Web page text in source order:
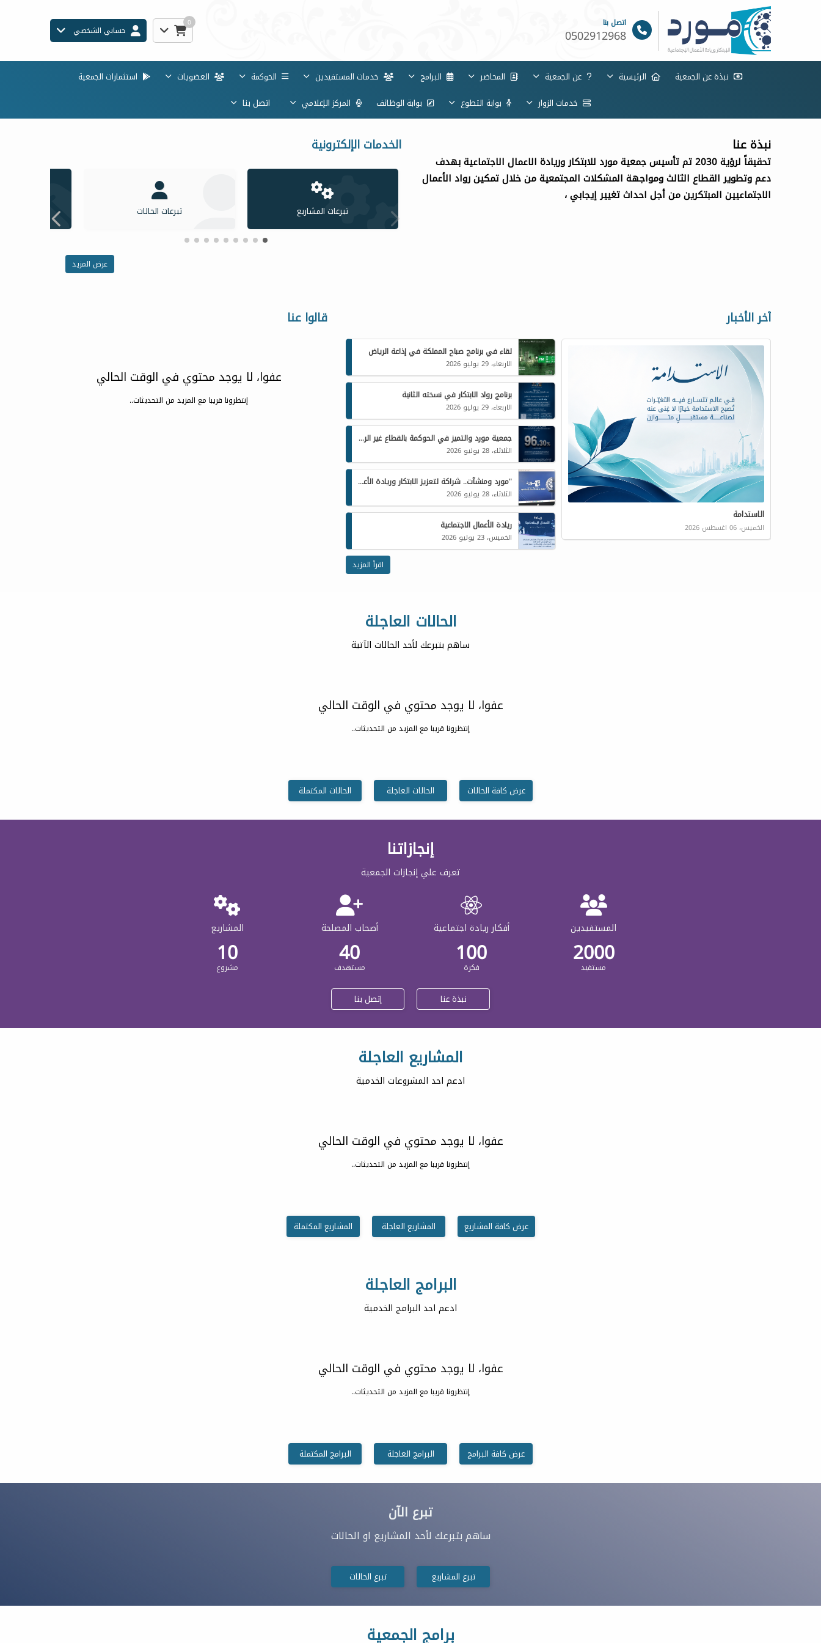
اتصل بنا
0502912968
0
حسابي الشخصي
نبذة عن الجمعية الرئيسية عن الجمعية المحاضر البرامج خدمات المستفيدين الحوكمة العضويات
استثمارات الجمعية
خدمات الزوار
بوابة التطوع بوابة الوظائف المركز الإعلامي اتصل بنا
نبذة عنا
تحقيقاً لرؤية 2030 تم تأسيس جمعية مورد للابتكار وريادة الاعمال الاجتماعية بهدف
دعم وتطوير القطاع الثالث ومواجهة المشكلات المجتمعية من خلال تمكين رواد الأعمال
الاجتماعيين المبتكرين من أجل احداث تغيير إيجابي ،
الخدمات الإلكترونية
تبرعات المشاريع تبرعات الحالات
عرض المزيد
آخر الأخبار
الاستدامة
الخميس، 06 اغسطس 2026
لقاء في برنامج صباح المملكة في إذاعة الرياض
الاربعاء، 29 يوليو 2026
برنامج رواد الابتكار في نسخته الثانية
الاربعاء، 29 يوليو 2026
جمعية مورد والتميز في الحوكمة بالقطاع غير الربحي 2025م
الثلاثاء، 28 يوليو 2026
"مورد ومنشآت.. شراكة لتعزيز الابتكار وريادة الأعمال الاجتماعية"
الثلاثاء، 28 يوليو 2026
ريادة الأعمال الاجتماعية
الخميس، 23 يوليو 2026
اقرأ المزيد
قالوا عنا
عفوا، لا يوجد محتوي في الوقت الحالي
إنتظرونا قريبا مع المزيد من التحديثات..
الحالات العاجلة
ساهم بتبرعك لأحد الحالات الآتية
عفوا، لا يوجد محتوي في الوقت الحالي
إنتظرونا قريبا مع المزيد من التحديثات..
عرض كافة الحالات الحالات العاجلة الحالات المكتملة
إنجازاتنا
تعرف علي إنجازات الجمعية
المستفيدين
2000
مستفيد
أفكار ريادة اجتماعية
100
فكرة
أصحاب المصلحة
40
مستهدف
المشاريع
10
مشروع
نبذة عنا إتصل بنا
المشاريع العاجلة
ادعم احد المشروعات الخدمية
عفوا، لا يوجد محتوي في الوقت الحالي
إنتظرونا قريبا مع المزيد من التحديثات..
عرض كافة المشاريع المشاريع العاجلة المشاريع المكتملة
البرامج العاجلة
ادعم احد البرامج الخدمية
عفوا، لا يوجد محتوي في الوقت الحالي
إنتظرونا قريبا مع المزيد من التحديثات..
عرض كافة البرامج البرامج العاجلة البرامج المكتملة
تبرع الآن
ساهم بتبرعك لأحد المشاريع او الحالات
تبرع المشاريع تبرع الحالات
برامج الجمعية